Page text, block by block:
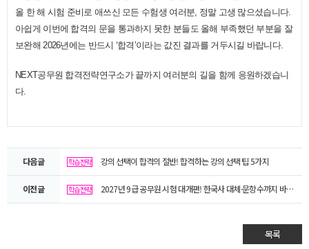
올 한 해 시험 준비로 애쓰신 모든 수험생 여러분, 정말 고생 많으셨습니다.
아쉽게 이번에 합격의 문을 통과하지 못한 분들도 올해 부족했던 부분을 잘
보완해 2026년에는 반드시 ‘합격’이라는 값진 결과를 거두시길 바랍니다.
NEXT공무원 합격전략연구소가 끝까지 여러분의 길을 함께 응원하겠습니
다.
다음글 학습전략 강의 선택이 합격의 절반! 합격하는 강의 선택 팁 5가지
이전글 학습전략 2027년 9급 공무원 시험 대개편! 한국사 대체·문항수까지 바뀐다
목록